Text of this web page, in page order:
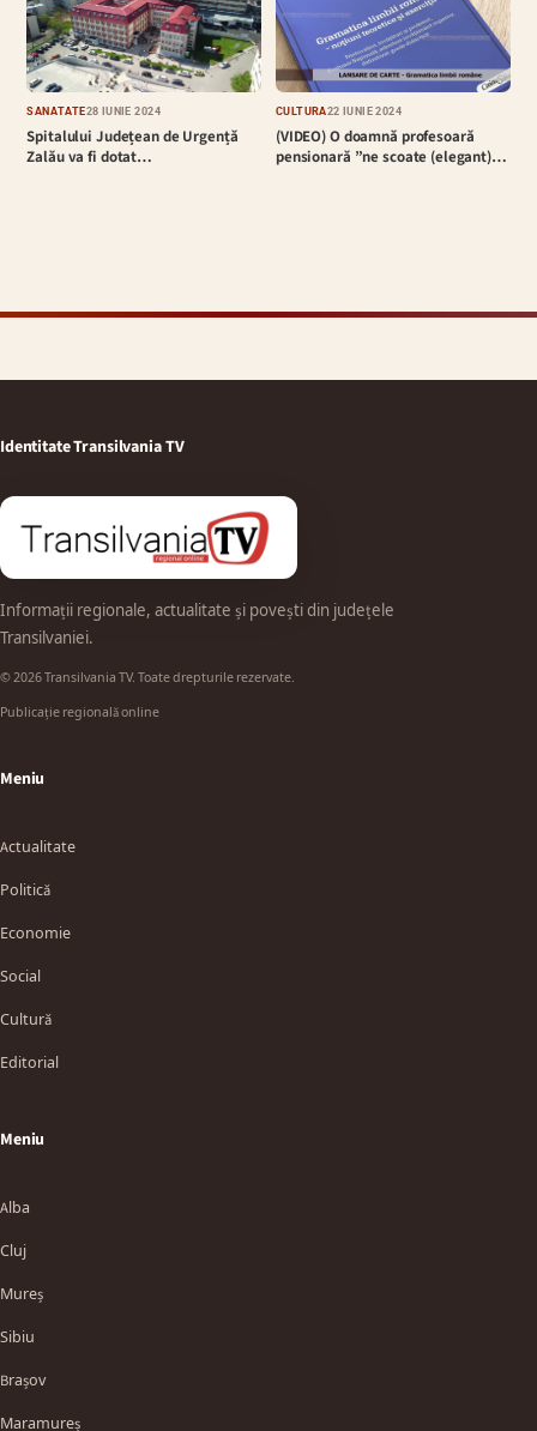
SĂNĂTATE28 IUNIE 2024
Spitalului Județean de Urgență
Zalău va fi dotat…
CULTURĂ22 IUNIE 2024
(VIDEO) O doamnă profesoară
pensionară ”ne scoate (elegant)…
Identitate Transilvania TV
Informații regionale, actualitate și povești din județele
Transilvaniei.
© 2026 Transilvania TV. Toate drepturile rezervate.
Publicație regională online
Meniu
Actualitate
Politică
Economie
Social
Cultură
Editorial
Meniu
Alba
Cluj
Mureș
Sibiu
Brașov
Maramureș